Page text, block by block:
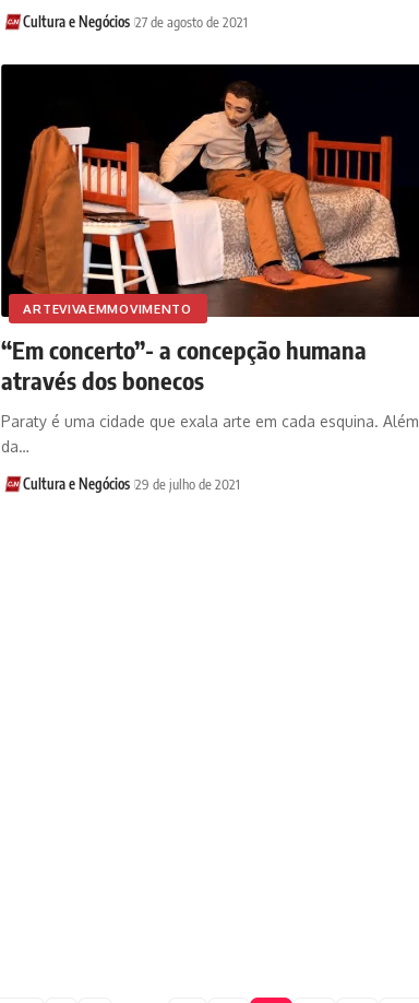
Cultura e Negócios 27 de agosto de 2021
ARTEVIVAEMMOVIMENTO
“Em concerto”- a concepção humana
através dos bonecos
Paraty é uma cidade que exala arte em cada esquina. Além
da…
Cultura e Negócios 29 de julho de 2021